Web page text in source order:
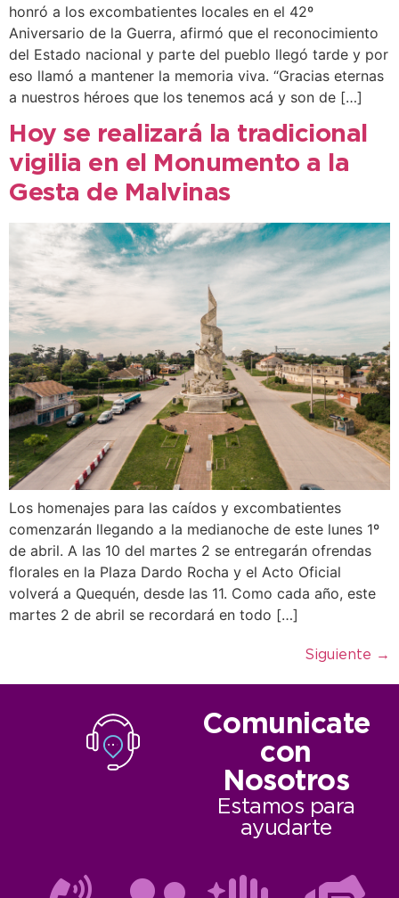
honró a los excombatientes locales en el 42º
Aniversario de la Guerra, afirmó que el reconocimiento
del Estado nacional y parte del pueblo llegó tarde y por
eso llamó a mantener la memoria viva. “Gracias eternas
a nuestros héroes que los tenemos acá y son de […]
Hoy se realizará la tradicional
vigilia en el Monumento a la
Gesta de Malvinas
Los homenajes para las caídos y excombatientes
comenzarán llegando a la medianoche de este lunes 1º
de abril. A las 10 del martes 2 se entregarán ofrendas
florales en la Plaza Dardo Rocha y el Acto Oficial
volverá a Quequén, desde las 11. Como cada año, este
martes 2 de abril se recordará en todo […]
Siguiente →
Comunicate
con
Nosotros
Estamos para
ayudarte